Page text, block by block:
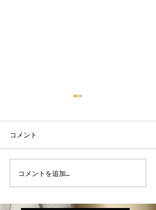
【床のワックスがけ♪】
コメント
コメントを追加…